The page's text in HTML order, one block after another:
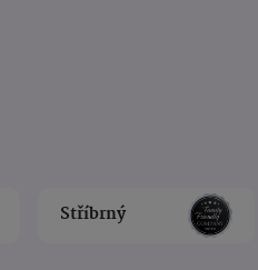
Stříbrný